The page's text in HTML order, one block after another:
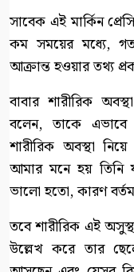
সাবেক এই মার্কিন
কম সময়ের মধ্যে,
আক্রান্ত হওয়ার তথ্য
বাবার শারীরিক
বলেন, তাকে এভাবে
শারীরিক অবস্থা
আমার মনে হয়
ভালো হতো, কারণ
তবে শারীরিক এই
উল্লেখ করে তার